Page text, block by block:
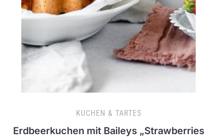
KUCHEN & TARTES
Erdbeerkuchen mit Baileys „Strawberries